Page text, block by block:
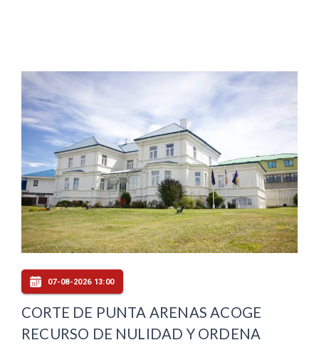
07-08-2026 13:00
CORTE DE PUNTA ARENAS ACOGE
RECURSO DE NULIDAD Y ORDENA